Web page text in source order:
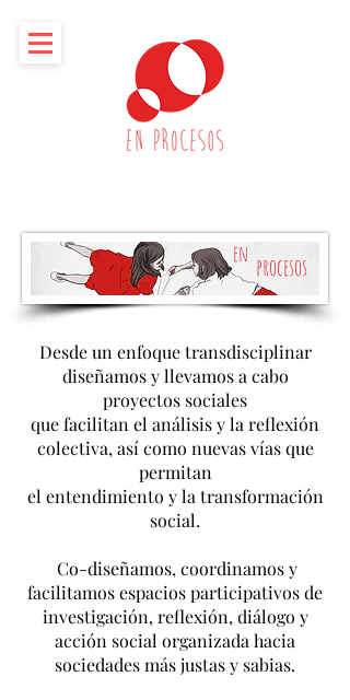
en procesos
Desde un enfoque transdisciplinar
diseñamos y llevamos a cabo
proyectos sociales
que facilitan el análisis y la reflexión
colectiva, así como nuevas vías que
permitan
el entendimiento y la transformación
social.
Co-diseñamos, coordinamos y
facilitamos espacios participativos de
investigación, reflexión, diálogo y
acción social organizada hacia
sociedades más justas y sabias.